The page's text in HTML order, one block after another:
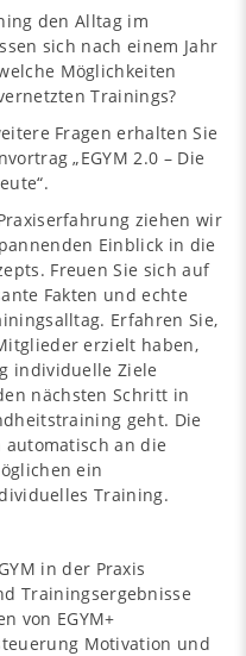
den Alltag im
sich nach einem Jahr
Möglichkeiten
Trainings?
Fragen erhalten Sie
„EGYM 2.0 – Die
ziehen wir
Einblick in die
Freuen Sie sich auf
Fakten und echte
Erfahren Sie,
erzielt haben,
individuelle Ziele
nächsten Schritt in
geht. Die
an die
ein
Training.
in der Praxis
Trainingsergebnisse
von EGYM+
Motivation und